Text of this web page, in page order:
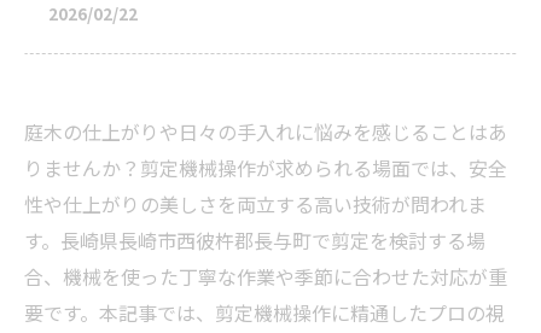
2026/02/22
庭木の仕上がりや日々の手入れに悩みを感じることはあ
りませんか？剪定機械操作が求められる場面では、安全
性や仕上がりの美しさを両立する高い技術が問われま
す。長崎県長崎市西彼杵郡長与町で剪定を検討する場
合、機械を使った丁寧な作業や季節に合わせた対応が重
要です。本記事では、剪定機械操作に精通したプロの視